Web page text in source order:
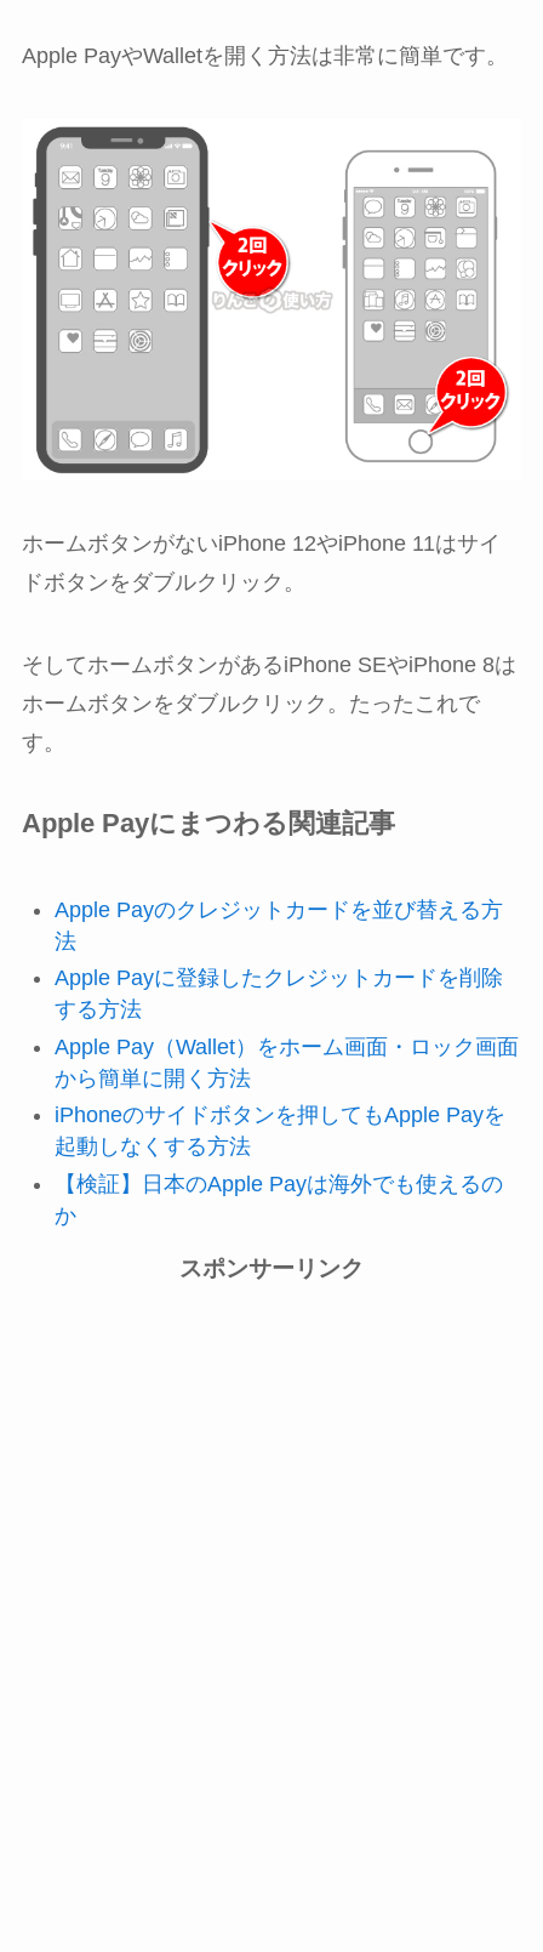
Apple PayやWalletを開く方法は非常に簡単です。
ホームボタンがないiPhone 12やiPhone 11はサイ
ドボタンをダブルクリック。
そしてホームボタンがあるiPhone SEやiPhone 8は
ホームボタンをダブルクリック。たったこれで
す。
Apple Payにまつわる関連記事
Apple Payのクレジットカードを並び替える方
法
Apple Payに登録したクレジットカードを削除
する方法
Apple Pay（Wallet）をホーム画面・ロック画面
から簡単に開く方法
iPhoneのサイドボタンを押してもApple Payを
起動しなくする方法
【検証】日本のApple Payは海外でも使えるの
か
スポンサーリンク